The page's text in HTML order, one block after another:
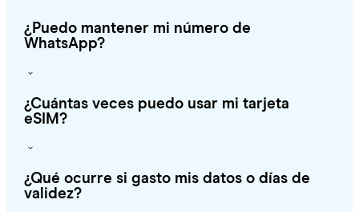
¿Puedo mantener mi número de
WhatsApp?
¿Cuántas veces puedo usar mi tarjeta
eSIM?
¿Qué ocurre si gasto mis datos o días de
validez?